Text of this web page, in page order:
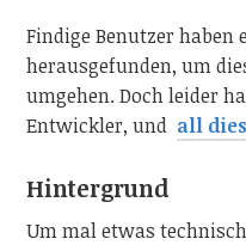
Findige Benutzer haben
herausgefunden, um
umgehen. Doch leider
Entwickler, und all dies
Hintergrund
Um mal etwas